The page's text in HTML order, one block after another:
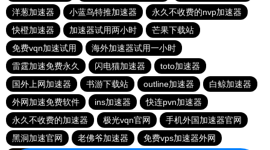
洋葱加速器
小蓝鸟特推加速器
永久不收费的nvp加速器
快橙加速器
加速器试用两小时
芒果下载站
免费vqn加速试用
海外加速器试用一小时
雷霆加速免费永久
闪电猫加速器
toto加速器
国外上网加速器
书游下载站 outline加速器
白鲸加速器
外网加速免费软件
ins加速器
快连pvn加速器
永久不收费的加速器
极光vqn官网
手机外国加速器官网
黑洞加速官网
老佛爷加速器 免费vps加速器外网